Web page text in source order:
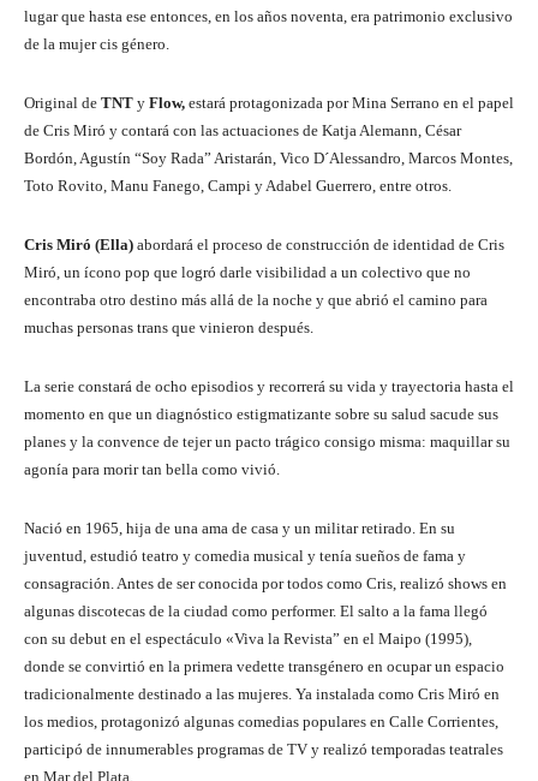
lugar que hasta ese entonces, en los años noventa, era patrimonio exclusivo
de la mujer cis género.
Original de TNT y Flow, estará protagonizada por Mina Serrano en el papel
de Cris Miró y contará con las actuaciones de Katja Alemann, César
Bordón, Agustín “Soy Rada” Aristarán, Vico D´Alessandro, Marcos Montes,
Toto Rovito, Manu Fanego, Campi y Adabel Guerrero, entre otros.
Cris Miró (Ella) abordará el proceso de construcción de identidad de Cris
Miró, un ícono pop que logró darle visibilidad a un colectivo que no
encontraba otro destino más allá de la noche y que abrió el camino para
muchas personas trans que vinieron después.
La serie constará de ocho episodios y recorrerá su vida y trayectoria hasta el
momento en que un diagnóstico estigmatizante sobre su salud sacude sus
planes y la convence de tejer un pacto trágico consigo misma: maquillar su
agonía para morir tan bella como vivió.
Nació en 1965, hija de una ama de casa y un militar retirado. En su
juventud, estudió teatro y comedia musical y tenía sueños de fama y
consagración. Antes de ser conocida por todos como Cris, realizó shows en
algunas discotecas de la ciudad como performer. El salto a la fama llegó
con su debut en el espectáculo «Viva la Revista” en el Maipo (1995),
donde se convirtió en la primera vedette transgénero en ocupar un espacio
tradicionalmente destinado a las mujeres. Ya instalada como Cris Miró en
los medios, protagonizó algunas comedias populares en Calle Corrientes,
participó de innumerables programas de TV y realizó temporadas teatrales
en Mar del Plata.